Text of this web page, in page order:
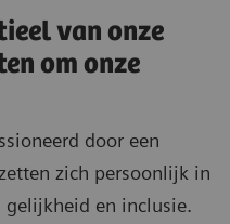
van onze
om onze
door een
zich persoonlijk in
en inclusie.